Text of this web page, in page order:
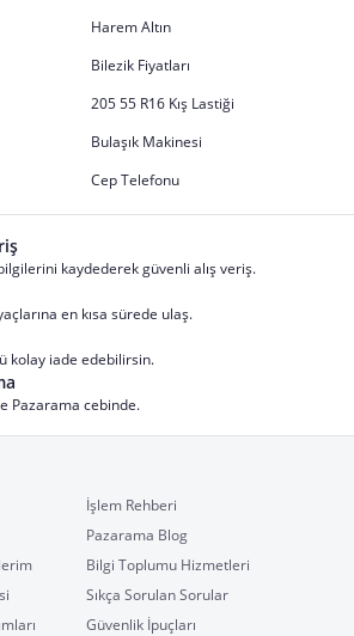
Harem Altın
Bilezik Fiyatları
205 55 R16 Kış Lastiği
Bulaşık Makinesi
Cep Telefonu
kaydederek güvenli alış veriş.
en kısa sürede ulaş.
kolay iade edebilirsin.
Pazarama cebinde.
İşlem Rehberi
Pazarama Blog
Bilgi Toplumu Hizmetleri
Sıkça Sorulan Sorular
Güvenlik İpuçları